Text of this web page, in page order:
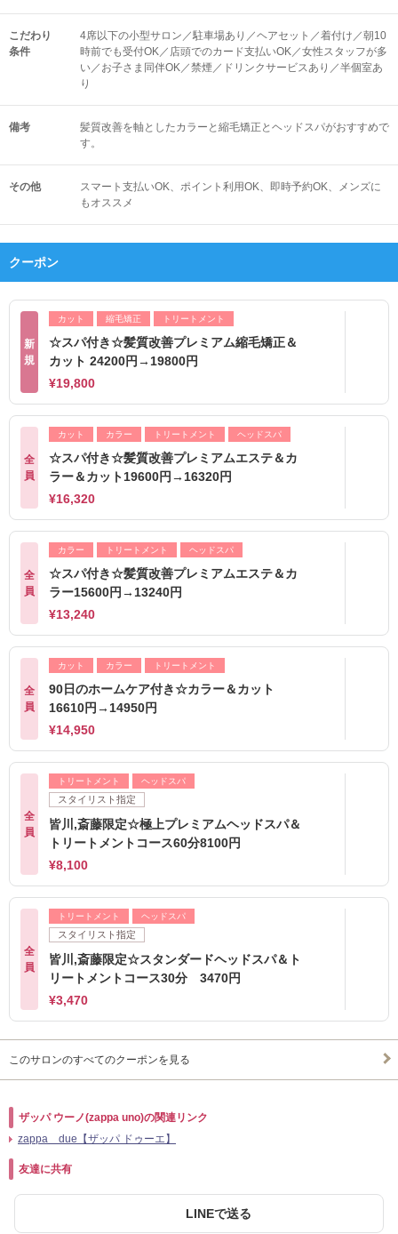
こだわり
条件
4席以下の小型サロン／駐車場あり／ヘアセット／着付け／朝10
時前でも受付OK／店頭でのカード支払いOK／女性スタッフが多
い／お子さま同伴OK／禁煙／ドリンクサービスあり／半個室あ
り
備考
髪質改善を軸としたカラーと縮毛矯正とヘッドスパがおすすめで
す。
その他 スマート支払いOK ポイント利用OK 即時予約OK
メンズに
もオススメ
クーポン
新
規
カット 縮毛矯正 トリートメント
☆スパ付き☆髪質改善プレミアム縮毛矯正＆
カット 24200円→19800円
¥19,800
全
員
カット カラー トリートメント ヘッドスパ
☆スパ付き☆髪質改善プレミアムエステ＆カ
ラー＆カット19600円→16320円
¥16,320
全
員
カラー トリートメント ヘッドスパ
☆スパ付き☆髪質改善プレミアムエステ＆カ
ラー15600円→13240円
¥13,240
全
員
カット カラー トリートメント
90日のホームケア付き☆カラー＆カット
16610円→14950円
¥14,950
全
員
トリートメント ヘッドスパ
スタイリスト指定
皆川,斎藤限定☆極上プレミアムヘッドスパ＆
トリートメントコース60分8100円
¥8,100
全
員
トリートメント ヘッドスパ
スタイリスト指定
皆川,斎藤限定☆スタンダードヘッドスパ＆ト
リートメントコース30分 3470円
¥3,470
このサロンのすべてのクーポンを見る
ザッパ ウーノ(zappa uno)の関連リンク
zappa due【ザッパ ドゥーエ】
友達に共有
LINEで送る